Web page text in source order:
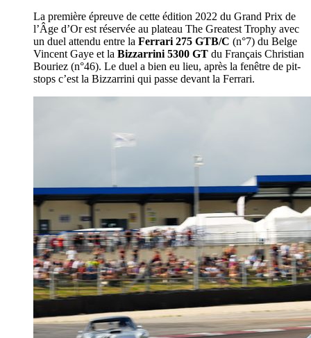
La première épreuve de cette édition 2022 du Grand Prix de
l’Âge d’Or est réservée au plateau The Greatest Trophy avec
un duel attendu entre la Ferrari 275 GTB/C (n°7) du Belge
Vincent Gaye et la Bizzarrini 5300 GT du Français Christian
Bouriez (n°46). Le duel a bien eu lieu, après la fenêtre de pit-
stops c’est la Bizzarrini qui passe devant la Ferrari.